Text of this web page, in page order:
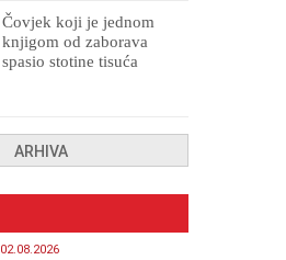
Čovjek koji je jednom
knjigom od zaborava
spasio stotine tisuća
ARHIVA
02.08.2026